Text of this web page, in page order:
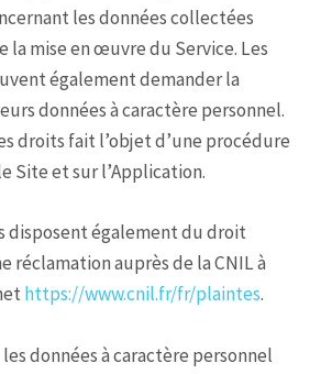
les données collectées
la mise en œuvre du Service. Les
également demander la
données à caractère personnel.
droits fait l’objet d’une procédure
Site et sur l’Application.
disposent également du droit
réclamation auprès de la CNIL à
https://www.cnil.fr/fr/plaintes.
données à caractère personnel